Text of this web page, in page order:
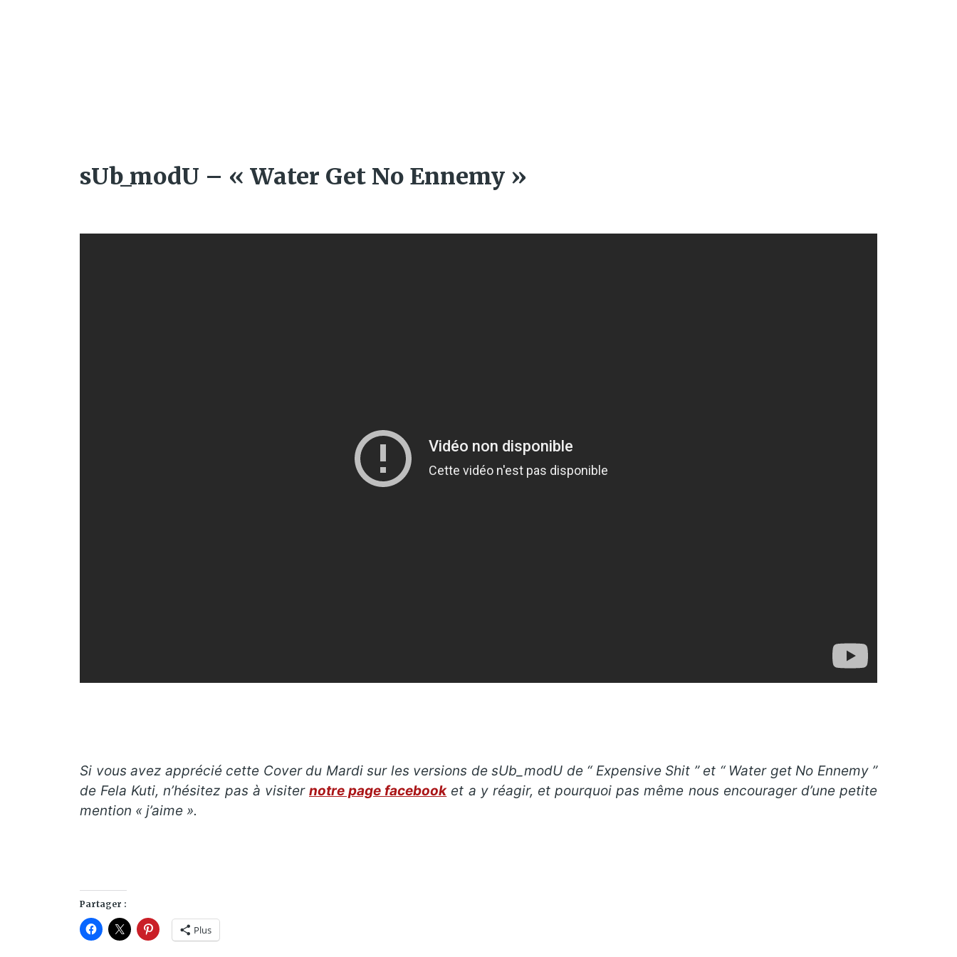
sUb_modU – « Water Get No Ennemy »
Si vous avez apprécié cette Cover du Mardi sur les versions de sUb_modU de “ Expensive Shit ” et “ Water get No Ennemy ”
de Fela Kuti, n’hésitez pas à visiter notre page facebooket a y réagir, et pourquoi pas même nous encourager d’une petite
mention « j’aime ».
Partager :
Plus